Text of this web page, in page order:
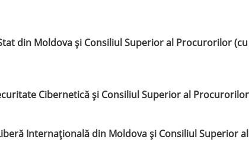
din Moldova și Consiliul Superior al Procurorilor
Cibernetică și Consiliul Superior al Procurorilor
Internațională din Moldova și Consiliul Superior al